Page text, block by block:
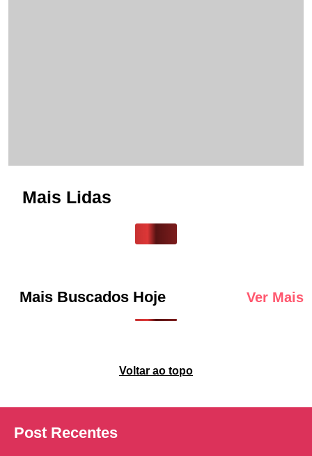
Mais Lidas
Mais Buscados Hoje Ver Mais
Voltar ao topo
Post Recentes